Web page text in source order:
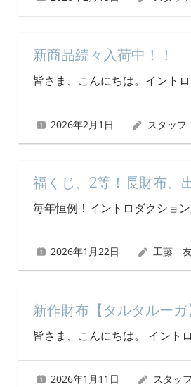
新商品続々入荷中！！
皆さま、こんにちは。イント
2026年2月1日 スタッフ
福くじ、2等！長財布、
毎年恒例！イントロダクション
2026年1月22日 工藤
新作財布【タルタルーガ
皆さま、こんにちは。 イント
2026年1月11日 スタッフ